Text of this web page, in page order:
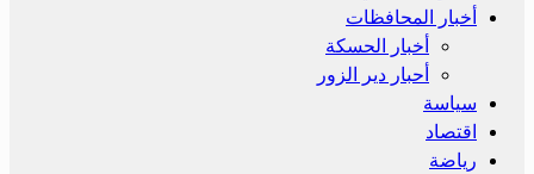
أخبار المحافظات
أخبار الحسكة
أحبار دير الزور
سياسة
اقتصاد
رياضة